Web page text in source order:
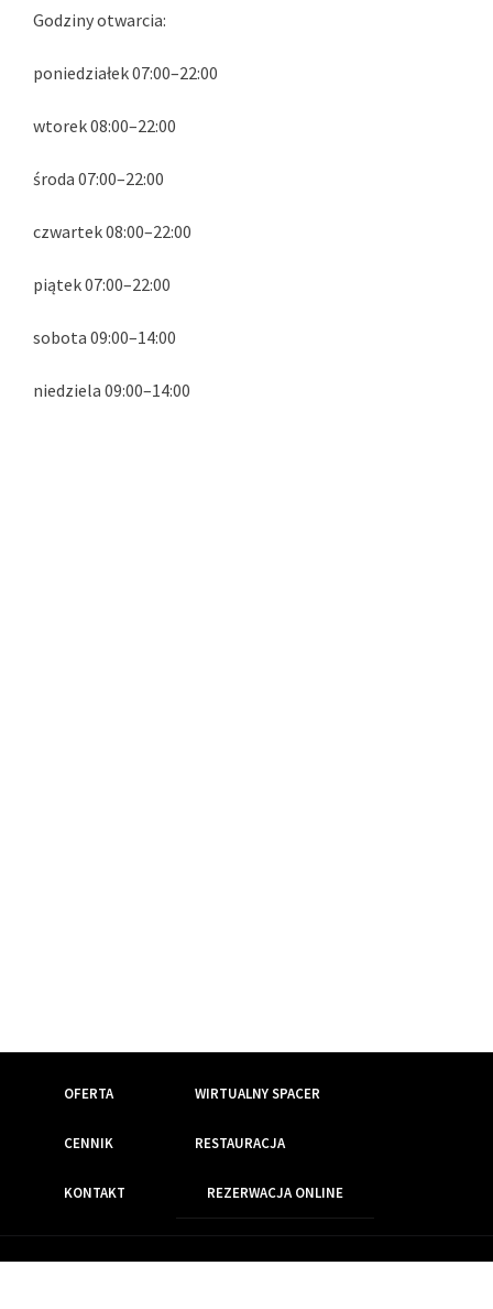
Godziny otwarcia:
poniedziałek 07:00–22:00
wtorek 08:00–22:00
środa 07:00–22:00
czwartek 08:00–22:00
piątek 07:00–22:00
sobota 09:00–14:00
niedziela 09:00–14:00
OFERTA WIRTUALNY SPACER
CENNIK RESTAURACJA
KONTAKT REZERWACJA ONLINE